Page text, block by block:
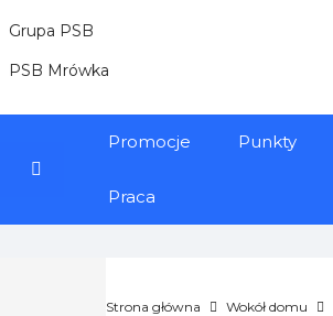
Grupa PSB
PSB Mrówka
Promocje Punkty
Praca
Strona główna Wokół domu